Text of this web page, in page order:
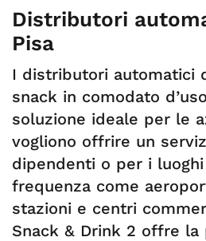
Distributori
Pisa
I distributori automatici
snack in comodato
soluzione ideale per le
vogliono offrire un
dipendenti o per i
frequenza come
stazioni e centri
Snack & Drink 2 offre